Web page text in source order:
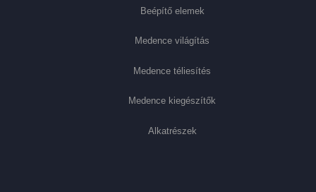
Beépítő elemek
Medence világítás
Medence téliesítés
Medence kiegészítők
Alkatrészek